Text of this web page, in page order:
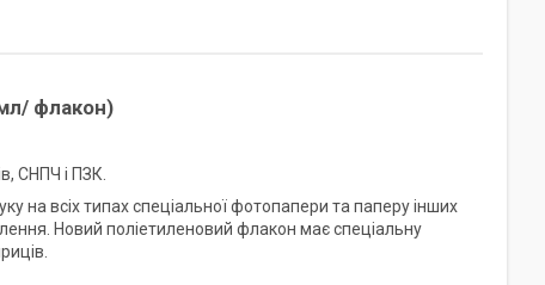
флакон)
СНПЧ і ПЗК.
на всіх типах спеціальної фотопапери та паперу інших
Новий поліетиленовий флакон має спеціальну